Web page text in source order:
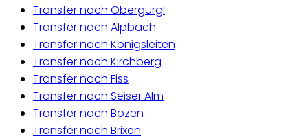
Transfer nach Obergurgl
Transfer nach Alpbach
Transfer nach Königsleiten
Transfer nach Kirchberg
Transfer nach Fiss
Transfer nach Seiser Alm
Transfer nach Bozen
Transfer nach Brixen